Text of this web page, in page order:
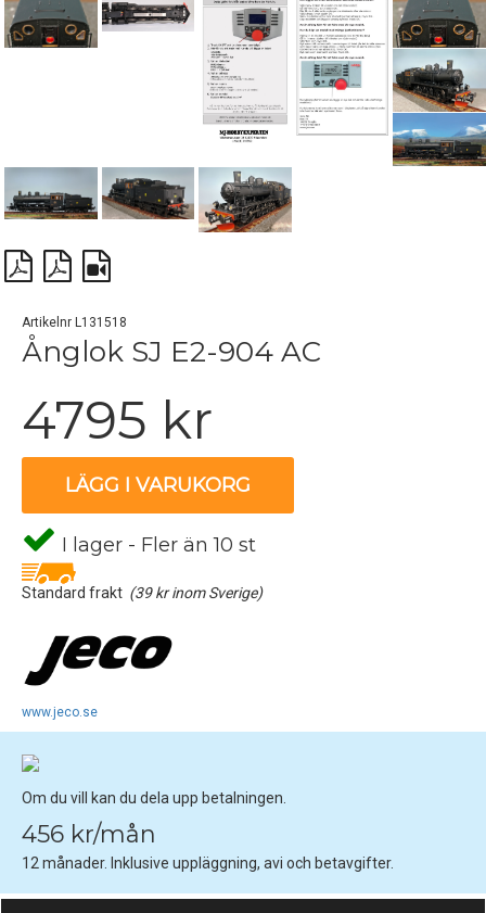
Artikelnr L131518
Ånglok SJ E2-904 AC
4795 kr
LÄGG I VARUKORG
I lager - Fler än 10 st
Standard frakt (39 kr inom Sverige)
www.jeco.se
Om du vill kan du dela upp betalningen.
456 kr/mån
12 månader. Inklusive uppläggning, avi och betavgifter.